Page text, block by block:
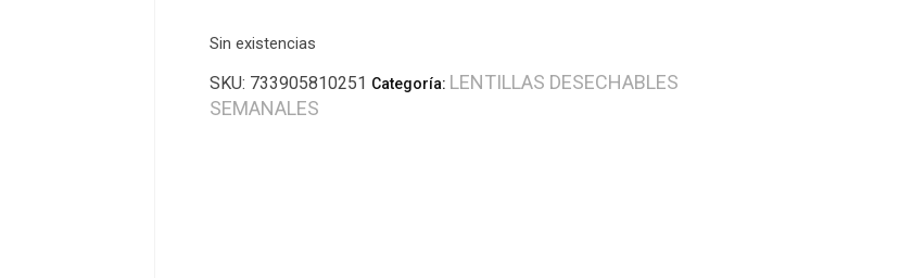
Sin existencias
SKU: 733905810251 Categoría: LENTILLAS DESECHABLES
SEMANALES